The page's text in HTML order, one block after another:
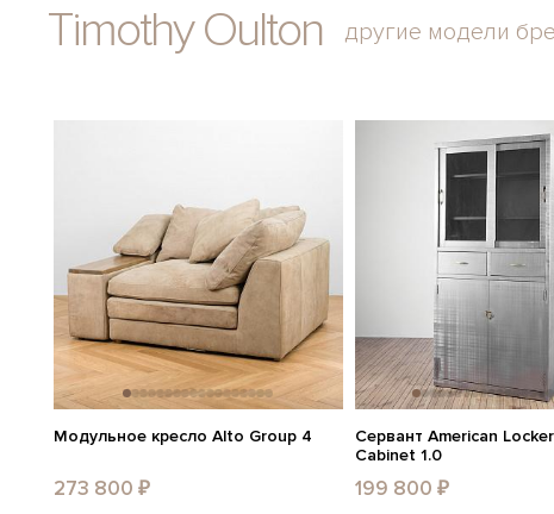
Timothy Oulton другие модели
Модульное кресло Alto Group 4
273 800 ₽
Сервант American
Cabinet 1.0
199 800 ₽